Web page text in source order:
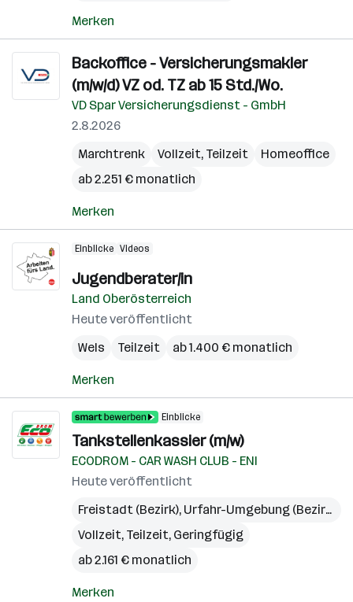
Merken
Backoffice - Versicherungsmakler
(m/w/d) VZ od. TZ ab 15 Std./Wo.
VD Spar Versicherungsdienst - GmbH
2.8.2026
Marchtrenk
Vollzeit, Teilzeit
Homeoffice
ab 2.251 € monatlich
Merken
Einblicke Videos
Jugendberater/in
Land Oberösterreich
Heute veröffentlicht
Wels
Teilzeit ab 1.400 € monatlich
Merken
Einblicke
Tankstellenkassier (m/w)
ECODROM - CAR WASH CLUB - ENI
Heute veröffentlicht
Freistadt (Bezirk), Urfahr-Umgebung (Bezirk)
Vollzeit, Teilzeit, Geringfügig
ab 2.161 € monatlich
Merken